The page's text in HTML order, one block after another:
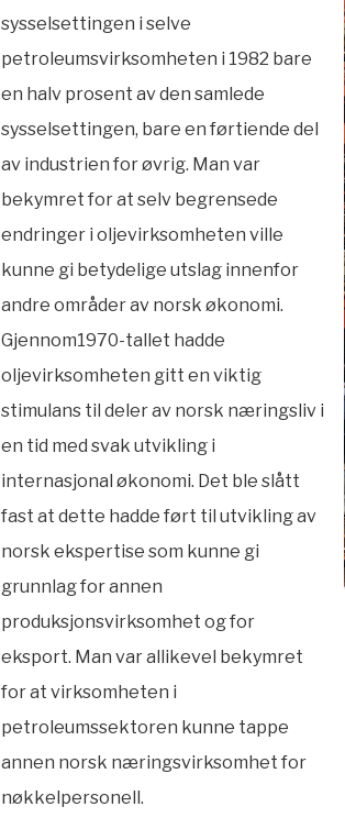
sysselsettingen i selve
petroleumsvirksomheten i 1982 bare
en halv prosent av den samlede
sysselsettingen, bare en førtiende del
av industrien for øvrig. Man var
bekymret for at selv begrensede
endringer i oljevirksomheten ville
kunne gi betydelige utslag innenfor
andre områder av norsk økonomi.
Gjennom1970-tallet hadde
oljevirksomheten gitt en viktig
stimulans til deler av norsk næringsliv i
en tid med svak utvikling i
internasjonal økonomi. Det ble slått
fast at dette hadde ført til utvikling av
norsk ekspertise som kunne gi
grunnlag for annen
produksjonsvirksomhet og for
eksport. Man var allikevel bekymret
for at virksomheten i
petroleumssektoren kunne tappe
annen norsk næringsvirksomhet for
nøkkelpersonell.